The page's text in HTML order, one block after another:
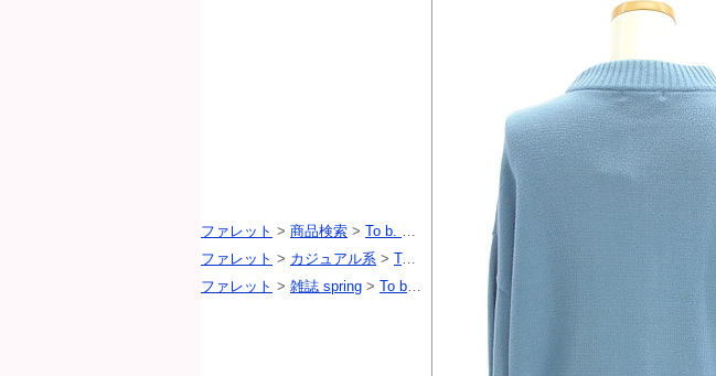
ファレット > 商品検索 > To b. by agnes b.（トゥービーバイアニエスベー） >
ファレット > カジュアル系 > To b. by agnes b.（トゥービーバイアニエスベー）
ファレット > 雑誌 spring > To b. by agnes b.（トゥービーバイアニエスベー）